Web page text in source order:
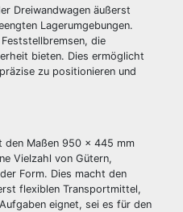
Dreiwandwagen äußerst
Lagerumgebungen.
die
bieten. Dies ermöglicht
zu positionieren und
den Maßen 950 x 445 mm
Vielzahl von Gütern,
Form. Dies macht den
flexiblen Transportmittel,
eignet, sei es für den